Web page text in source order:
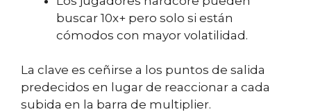
buscar 10x+ pero solo si están
cómodos con mayor volatilidad.
La clave es ceñirse a los puntos de salida
predecidos en lugar de reaccionar a cada
subida en la barra de multiplier.